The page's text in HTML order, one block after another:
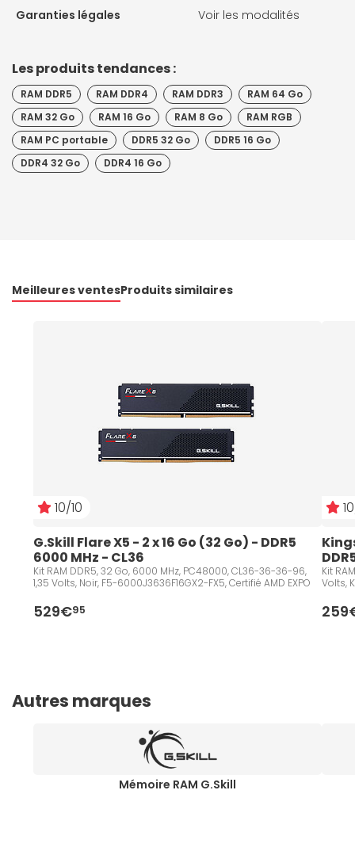
Garanties légales
Voir les modalités
Les produits tendances :
RAM DDR5 RAM DDR4 RAM DDR3
RAM 64 Go
RAM 32 Go
RAM 16 Go RAM 8 Go
RAM RGB
RAM PC portable
DDR5 32 Go
DDR5 16 Go
DDR4 32 Go
DDR4 16 Go
Meilleures ventesProduits similaires
10/10
G.Skill Flare X5 - 2 x 16 Go (32 Go) - DDR5
6000 MHz - CL36
Kit RAM DDR5, 32 Go, 6000 MHz, PC48000, CL36-36-36-96,
1,35 Volts, Noir, F5-6000J3636F16GX2-FX5, Certifié AMD EXPO
529€95
Kit
Volts,
Autres marques
Mémoire RAM G.Skill